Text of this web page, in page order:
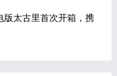
版太古里首次开箱，携